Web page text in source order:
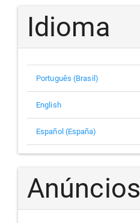
Idioma
Português (Brasil)
English
Español (España)
Anúncios